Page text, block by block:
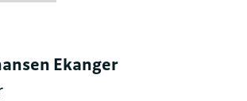
Ekanger